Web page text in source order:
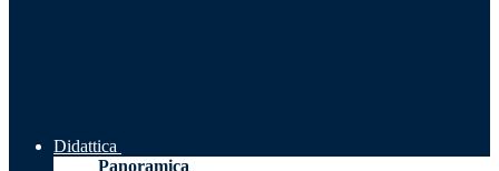
Didattica
Panoramica